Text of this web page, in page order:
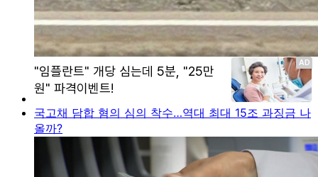
국고채 담합 혐의 심의 착수…역대 최대 15조 과징금 나
올까?